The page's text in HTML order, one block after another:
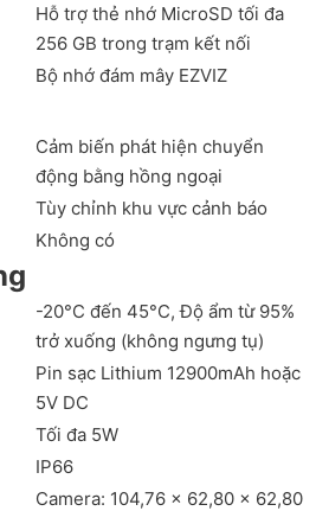
Hỗ trợ thẻ nhớ MicroSD tối đa
256 GB trong trạm kết nối
Bộ nhớ đám mây EZVIZ
Cảm biến phát hiện chuyển
động bằng hồng ngoại
Tùy chỉnh khu vực cảnh báo
Không có
-20°C đến 45°C, Độ ẩm từ 95%
trở xuống (không ngưng tụ)
Pin sạc Lithium 12900mAh hoặc
5V DC
Tối đa 5W
IP66
Camera: 104,76 x 62,80 x 62,80